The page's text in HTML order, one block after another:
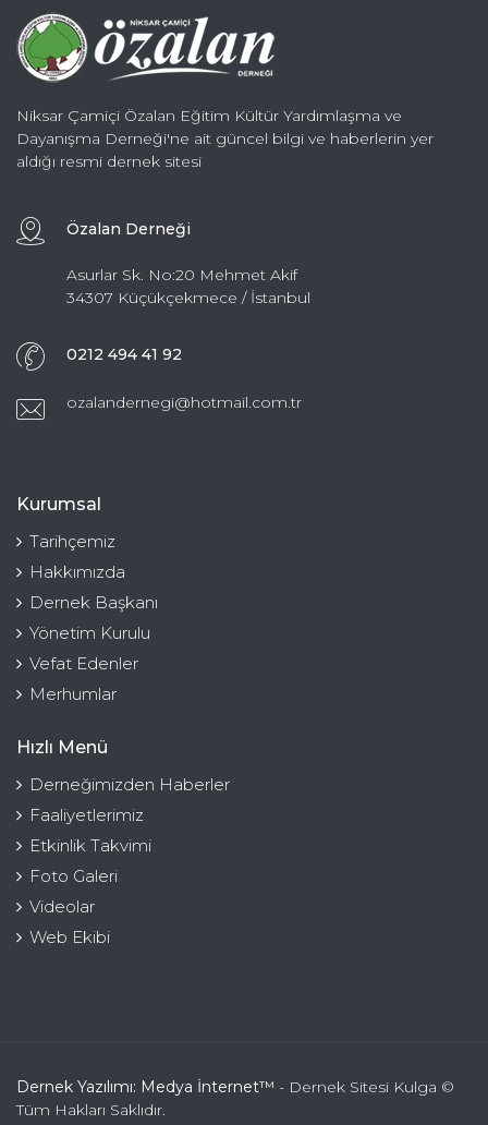
Niksar Çamiçi Özalan Eğitim Kültür Yardımlaşma ve
Dayanışma Derneği'ne ait güncel bilgi ve haberlerin yer
aldığı resmi dernek sitesi
Özalan Derneği
Asurlar Sk. No:20 Mehmet Akif
34307 Küçükçekmece / İstanbul
0212 494 41 92
ozalandernegi@hotmail.com.tr
Kurumsal
Tarihçemiz
Hakkımızda
Dernek Başkanı
Yönetim Kurulu
Vefat Edenler
Merhumlar
Hızlı Menü
Derneğimizden Haberler
Faaliyetlerimiz
Etkinlik Takvimi
Foto Galeri
Videolar
Web Ekibi
Dernek Yazılımı: Medya İnternet™ - Dernek Sitesi Kulga ©
Tüm Hakları Saklıdır.